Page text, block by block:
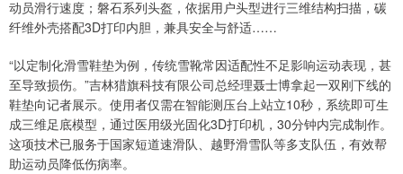
动员滑行速度；磐石系列头盔，依据用户头型进行三维结构扫描，碳
纤维外壳搭配3D打印内胆，兼具安全与舒适……
“以定制化滑雪鞋垫为例，传统雪靴常因适配性不足影响运动表现，甚
至导致损伤。”吉林猎旗科技有限公司总经理聂士博拿起一双刚下线的
鞋垫向记者展示。使用者仅需在智能测压台上站立10秒，系统即可生
成三维足底模型，通过医用级光固化3D打印机，30分钟内完成制作。
这项技术已服务于国家短道速滑队、越野滑雪队等多支队伍，有效帮
助运动员降低伤病率。